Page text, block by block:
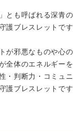
とも呼ばれる深青
護ブレスレットです
が邪悪なものや心
全体のエネルギー
・判断力・コミュ
護ブレスレットです